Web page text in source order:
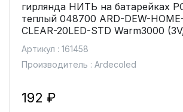
гирлянда НИТЬ на батарейках
теплый 048700 ARD-DEW-
CLEAR-20LED-STD Warm3000
Артикул : 161458
Производитель : Ardecoled
192 ₽